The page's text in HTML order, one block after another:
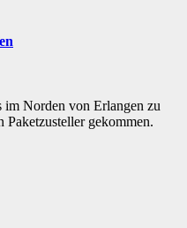
im Norden von Erlangen zu
gekommen.